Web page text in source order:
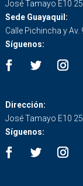
José Tamayo E10
Sede Guayaquil:
Calle Pichincha y
Síguenos:
Dirección:
José Tamayo E10
Síguenos: